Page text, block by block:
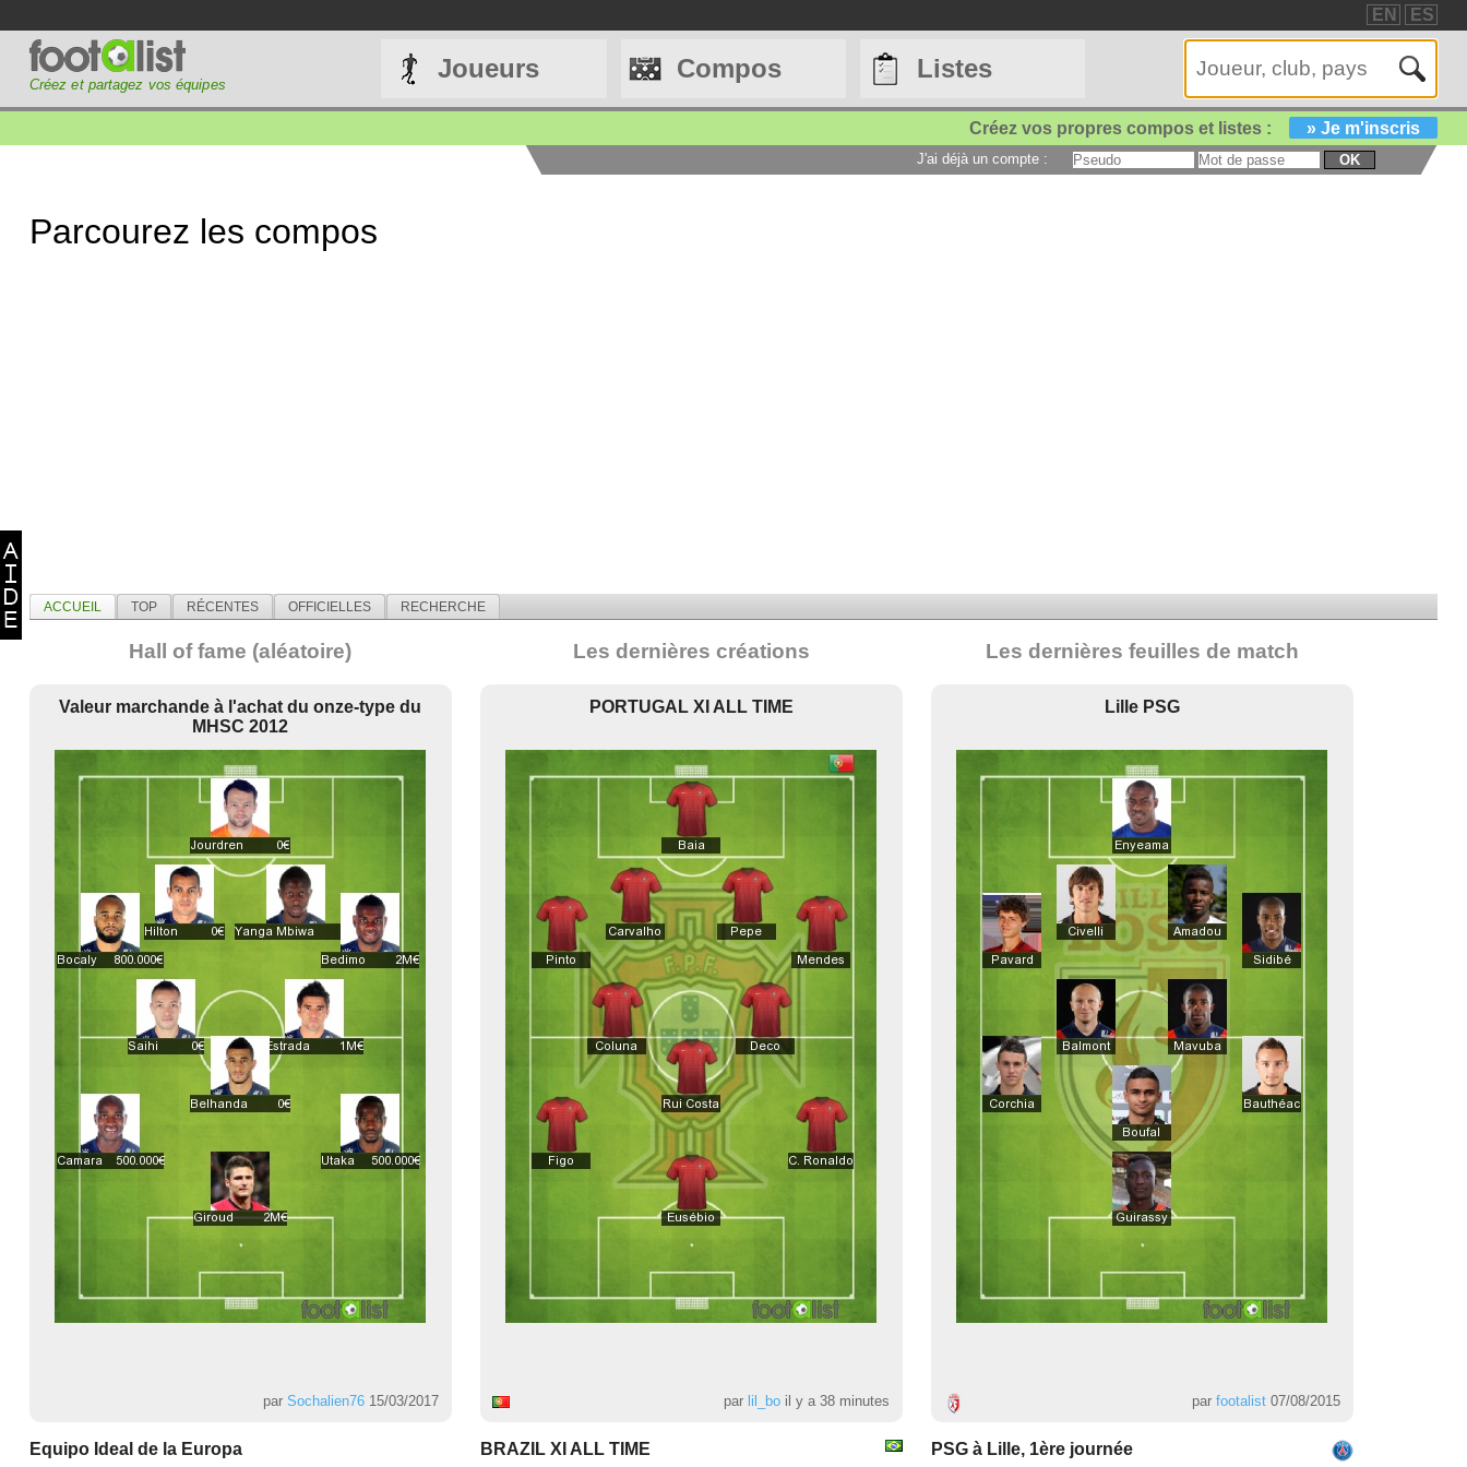
EN ES
Créez et partagez vos équipes
Joueurs Compos Listes
Créez vos propres compos et listes : » Je m'inscris
J'ai déjà un compte : OK
Parcourez les compos
ACCUEIL TOP RÉCENTES OFFICIELLES RECHERCHE
Hall of fame (aléatoire)
Valeur marchande à l'achat du onze-type du
MHSC 2012
parSochalien76 15/03/2017
Equipo Ideal de la Europa
Les dernières créations
PORTUGAL XI ALL TIME
par lil_bo il y a 38 minutes
BRAZIL XI ALL TIME
Les dernières feuilles de match
Lille PSG
parfootalist 07/08/2015
PSG à Lille, 1ère journée